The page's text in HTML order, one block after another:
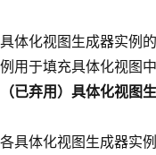
具体化视图生成器实例
例用于填充具体化视图
（已弃用）具体化视图
各具体化视图生成器实